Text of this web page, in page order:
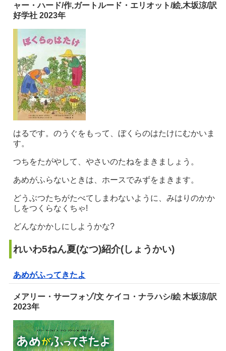
ャー・ハード/作,ガートルード・エリオット/絵,木坂涼/訳
好学社 2023年
はるです。のうぐをもって、ぼくらのはたけにむかいま
す。
つちをたがやして、やさいのたねをまきましょう。
あめがふらないときは、ホースでみずをまきます。
どうぶつたちがたべてしまわないように、みはりのかか
しをつくらなくちゃ!
どんなかかしにしようかな?
れいわ5ねん夏(なつ)紹介(しょうかい)
あめがふってきたよ
メアリー・サーフォゾ/文 ケイコ・ナラハシ/絵 木坂涼/訳
2023年